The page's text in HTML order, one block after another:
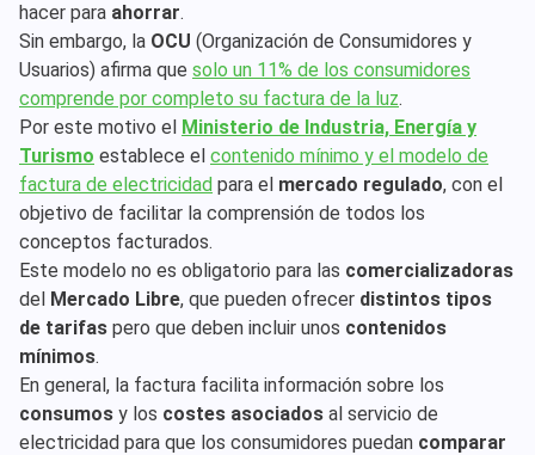
hacer para ahorrar.
Sin embargo, la OCU (Organización de Consumidores y
Usuarios) afirma que solo un 11% de los consumidores
comprende por completo su factura de la luz.
Por este motivo el Ministerio de Industria, Energía y
Turismo establece el contenido mínimo y el modelo de
factura de electricidad para el mercado regulado, con el
objetivo de facilitar la comprensión de todos los
conceptos facturados.
Este modelo no es obligatorio para las comercializadoras
del Mercado Libre, que pueden ofrecer distintos tipos
de tarifas pero que deben incluir unos contenidos
mínimos.
En general, la factura facilita información sobre los
consumos y los costes asociados al servicio de
electricidad para que los consumidores puedan comparar